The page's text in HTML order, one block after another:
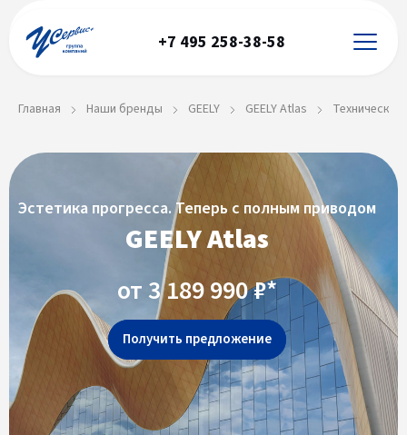
+7 495 258-38-58
Главная Наши бренды GEELY GEELY Atlas
Эстетика прогресса. Теперь с полным приводом
GEELY Atlas
от 3 189 990 ₽*
Получить предложение